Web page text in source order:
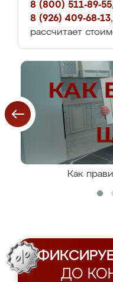
8 (800) 511-89-55,
8 (926) 409-68-13
рассчитает
Как
ДО